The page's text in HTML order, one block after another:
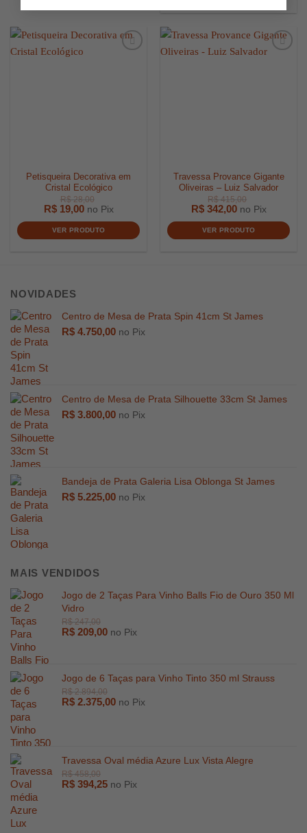
R$
Petisqueira Decorativa em
Cristal Ecológico
R$28,00
R$19,00 no Pix
VER PRODUTO
Travessa Provance Gigante
Oliveiras – Luiz Salvador
R$342,00 no Pix
VER PRODUTO
NOVIDADES
Centro de Mesa de Prata Spin 41cm St James
R$ 4.750,00 no Pix
Centro de Mesa de Prata Silhouette 33cm St James
R$ 3.800,00 no Pix
Bandeja de Prata Galeria Lisa Oblonga St James
R$ 5.225,00 no Pix
MAIS VENDIDOS
Jogo de 2 Taças Para Vinho Balls Fio de Ouro 350 Ml
Vidro
R$ 209,00 no Pix
Jogo de 6 Taças para Vinho Tinto 350 ml Strauss
R$ 2.375,00 no Pix
Travessa Oval média Azure Lux Vista Alegre
R$ 394,25 no Pix